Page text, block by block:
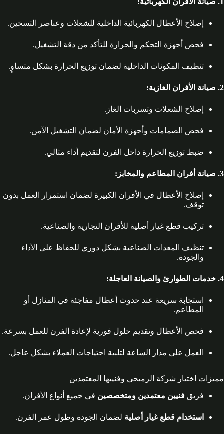
إصلاح الأعطال الكهربائية الداخلية للشعلات وعناصر التسخين.
فحص أجهزة التحكم والحرارة للتأكد من دقة التشغيل.
تنظيف المكونات الداخلية لضمان توزيع الحرارة بشكل متساوٍ.
2. صيانة الأفران الغازية:
إصلاح الشعلات وتسربات الغاز.
فحص الصمامات وأجهزة الأمان لضمان التشغيل الآمن.
ضبط توزيع الحرارة داخل الفرن لتقديم أداء مثالي.
3. صيانة أفران المطاعم والمخابز:
إصلاح الأعطال في الأفران الكبيرة لضمان استمرار العمل بدون
توقف.
تركيب قطع غيار أصلية للأفران التجارية والصناعية.
تنظيف المعدات الصناعية بشكل دوري للحفاظ على الأداء
والجودة.
4. خدمات الطوارئ والصيانة العاجلة:
استجابة سريعة عند حدوث أعطال مفاجئة في المنازل أو
المطاعم.
فحص الأعطال وتقديم حلول فورية لإعادة الفرن للعمل بسرعة.
العمل على مدار الساعة لتلبية احتياجات العملاء بشكل عاجل.
مميزات اختيار شركة الرميحي وفنييها المعتمدين
فريق فنيين معتمدين ومتخصصين في جميع أنواع الأفران.
استخدام قطع غيار أصلية لضمان الجودة وطول عمر الفرن.